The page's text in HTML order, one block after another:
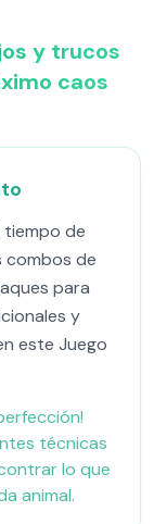
y trucos
caos
tiempo de
combos de
para
y
este Juego
técnicas
lo que
animal.